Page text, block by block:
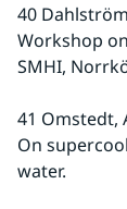
40
Workshop
SMHI,
41 Omstedt,
On
water.